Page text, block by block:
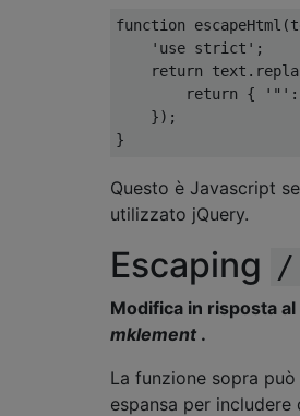
function escapeHtml (
'use strict' ;
return text .
return
{ '"' :
});
}
Questo è Javascript
utilizzato jQuery.
Escaping /
Modifica in risposta al
mklement .
La funzione sopra
espansa per includere